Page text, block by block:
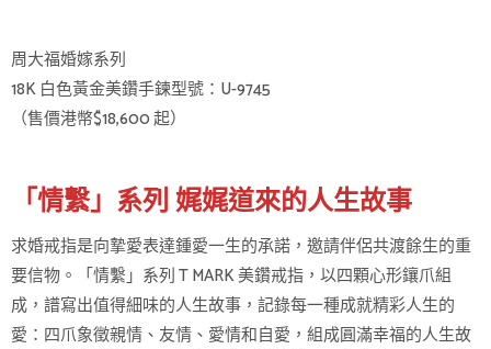
周大福婚嫁系列
18K 白色黃金美鑽手鍊型號：U-9745
（售價港幣$18,600 起）
「情繫」系列 娓娓道來的人生故事
求婚戒指是向摯愛表達鍾愛一生的承諾，邀請伴侶共渡餘生的重
要信物。「情繫」系列 T MARK 美鑽戒指，以四顆心形鑲爪組
成，譜寫出值得細味的人生故事，記錄每一種成就精彩人生的
愛：四爪象徵親情、友情、愛情和自愛，組成圓滿幸福的人生故